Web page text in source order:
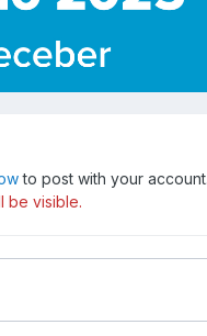
to post with your account.
be visible.